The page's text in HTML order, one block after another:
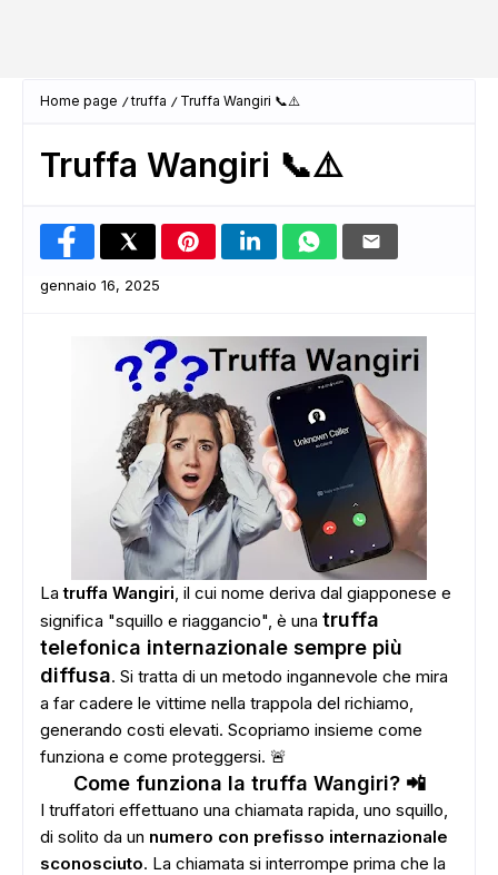
Home page truffa Truffa Wangiri 📞⚠️
Truffa Wangiri 📞⚠️
gennaio 16, 2025
Latruffa Wangiri, il cui nome deriva dal giapponese e
significa "squillo e riaggancio", è una truffa
telefonica internazionale sempre più
diffusa. Si tratta di un metodo ingannevole che mira
a far cadere le vittime nella trappola del richiamo,
generando costi elevati. Scopriamo insieme come
funziona e come proteggersi. 🚨
Come funziona la truffa Wangiri? 📲
I truffatori effettuano una chiamata rapida, uno squillo,
di solito da un numero con prefisso internazionale
sconosciuto. La chiamata si interrompe prima che la